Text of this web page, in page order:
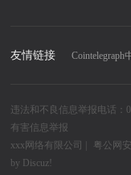
友情链接 Cointelegraph
违法和不良信息举报电话：
有害信息举报
xxx网络有限公司
粤公网
by Discuz!